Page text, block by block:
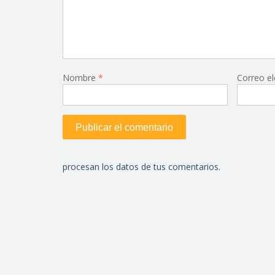
Nombre * Correo
procesan los datos de tus comentarios.